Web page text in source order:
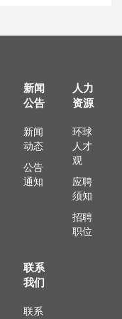
新闻
公告
新闻
动态
公告
通知
人力
资源
环球
人才
观
应聘
须知
招聘
职位
联系
我们
联系